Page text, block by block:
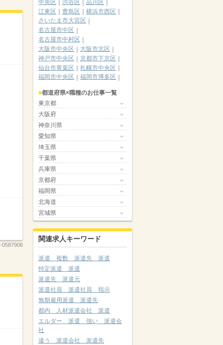
0587906
中央区
渋谷区
品川区
江東区
豊島区
横浜市西区
さいたま市大宮区
名古屋市中区
名古屋市中村区
大阪市中央区
大阪市北区
神戸市中央区
京都市下京区
仙台市青葉区
札幌市中央区
福岡市中央区
福岡市博多区
都道府県×職種のお仕事一覧
東京都
大阪府
神奈川県
愛知県
埼玉県
千葉県
兵庫県
京都府
福岡県
北海道
宮城県
関連求人キーワード
派遣 複数 派遣先 派遣
特定派遣 派遣
派遣先 派遣元
派遣社員 派遣社員 指示
無期雇用派遣 派遣先
都内 人材派遣会社 派遣
エルダー 派遣 強い 派遣会
社
違う 派遣会社 派遣先